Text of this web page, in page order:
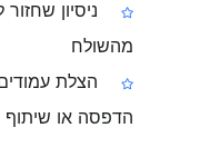
ניסיון
מהשולח
הצלת
הדפסה או שיתוף